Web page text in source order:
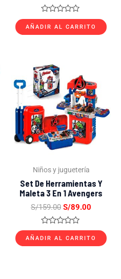
Valorado
con
0
AÑADIR AL CARRITO
Niños y juguetería
Set De Herramientas Y
Maleta 3 En 1 Avengers
S/159.00
original
era:
S/159.00.
S/89.00
actual
es:
S/89.00.
Valorado
con
0
AÑADIR AL CARRITO